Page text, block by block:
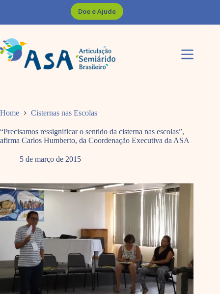
Doe e Ajude
Home Cisternas nas Escolas
“Precisamos ressignificar o sentido da cisterna nas escolas”,
afirma Carlos Humberto, da Coordenação Executiva da ASA
5 de março de 2015